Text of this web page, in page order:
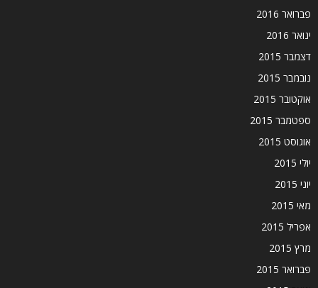
פברואר 2016
ינואר 2016
דצמבר 2015
נובמבר 2015
אוקטובר 2015
ספטמבר 2015
אוגוסט 2015
יולי 2015
יוני 2015
מאי 2015
אפריל 2015
מרץ 2015
פברואר 2015